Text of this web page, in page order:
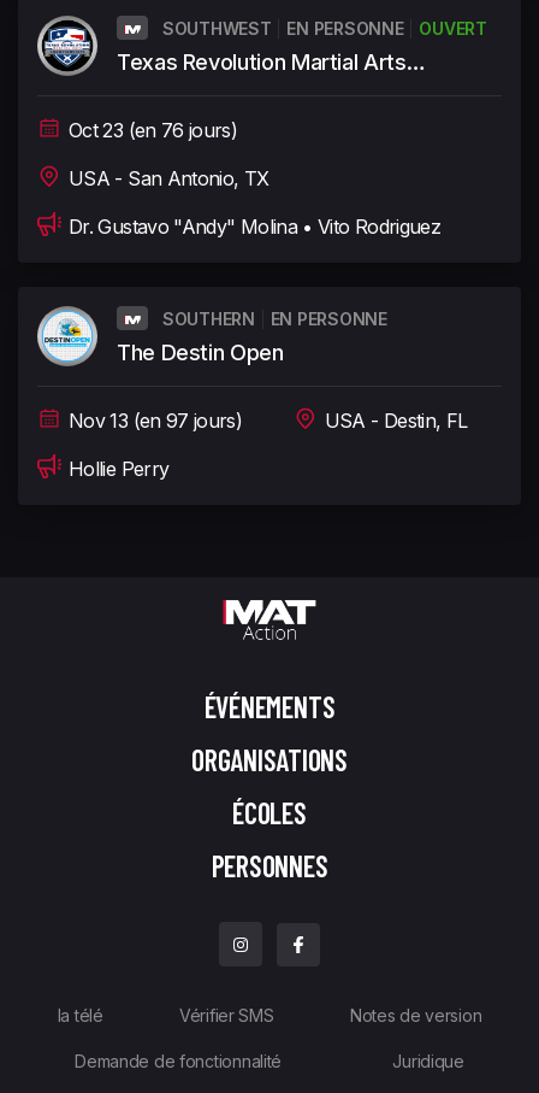
SOUTHWEST EN PERSONNE OUVERT
Texas Revolution Martial Arts
Oct 23 (en 76 jours)
USA - San Antonio, TX
Dr. Gustavo "Andy" Molina • Vito Rodriguez
SOUTHERN EN PERSONNE
The Destin Open
Nov 13 (en 97 jours)
USA - Destin, FL
Hollie Perry
ÉVÉNEMENTS
ORGANISATIONS
ÉCOLES
PERSONNES
la télé Vérifier SMS Notes de version
Demande de fonctionnalité Juridique